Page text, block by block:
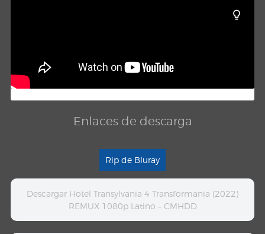
Enlaces de descarga
Rip de Bluray
Descargar Hotel Transylvania 4 Transformania (2022)
REMUX 1080p Latino – CMHDD